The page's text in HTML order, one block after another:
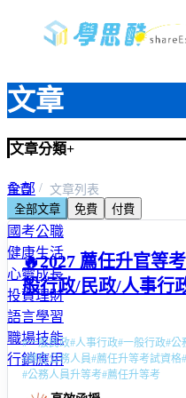
文章
文章分類+
全部
教師資格考＆甄試
國考公職
健康生活
心靈成長
投資理財
語言學習
職場技能
行銷應用
首頁
文章列表
全部文章
免費 付費
🔥2027 薦任升官等
般行政/民政/人事行
#一般民政#人事行政#一般行政#公
#薦任公務人員#薦任升等考試資格#
#公務人員升等考#薦任升等考